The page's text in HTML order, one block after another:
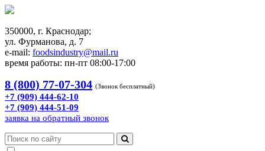
350000, г. Краснодар;
ул. Фурманова, д. 7
e-mail: foodsindustry@mail.ru
время работы: пн-пт 08:00-17:00
8 (800) 77-07-304 (Звонок бесплатный)
+7 (909) 444-62-10
+7 (909) 444-51-09
заявка на обратный звонок